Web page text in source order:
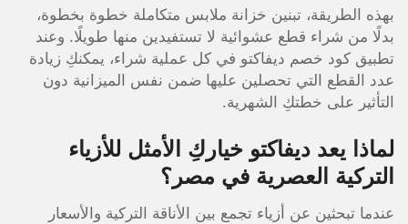
بهذه الطريقة، تبنين خزانة ملابس متكاملة خطوة بخطوة،
بدلًا من شراء قطع عشوائية لا تستفيدين منها طويلًا. وعند
تطبيق كود خصم ديفاكتو في كل عملية شراء، يمكنكِ زيادة
عدد القطع التي تحصلين عليها ضمن نفس الميزانية دون
التأثير على خطتكِ الشهرية.
لماذا يعد ديفاكتو خياركِ الأمثل للأزياء
التركية العصرية في مصر؟
عندما تبحثين عن أزياء تجمع بين الأناقة التركية والأسعار